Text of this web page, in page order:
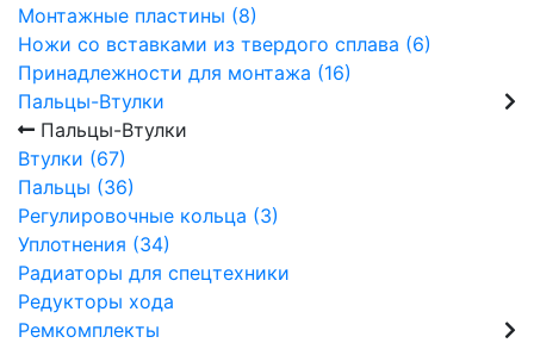
Монтажные пластины (8)
Ножи со вставками из твердого сплава (6)
Принадлежности для монтажа (16)
Пальцы-Втулки
Пальцы-Втулки
Втулки (67)
Пальцы (36)
Регулировочные кольца (3)
Уплотнения (34)
Радиаторы для спецтехники
Редукторы хода
Ремкомплекты